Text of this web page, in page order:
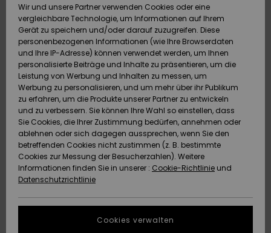
Schuhe&
Flip-Flops
Surf
Snow
Brandneu
Highlights
Schuhe&
Flip-Flops
Surf
Snow
Brandneu
Highlights
Highlights
Snow
SURF
Highlights
Community
SNOW
Snow Shop
Damen
Highlights
Community
DOPPELTER
RABATT
Outlet
Frauen
HILFE & KONTAKT
Retouren
Bezahlung
Geschenkkarte
Quiksilver
Freedom
Datenschutz
Starten Sie eine
NACHHALTIGKEIT
SHOPS
Wir und unsere Partner verwenden Cookies oder eine
vergleichbare Technologie, um Informationen auf Ihrem
Gerät zu speichern und/oder darauf zuzugreifen. Diese
personenbezogenen Informationen (wie Ihre Browserdaten
und Ihre IP-Adresse) können verwendet werden, um Ihnen
personalisierte Beiträge und Inhalte zu präsentieren, um die
Leistung von Werbung und Inhalten zu messen, um
Werbung zu personalisieren, und um mehr über ihr Publikum
zu erfahren, um die Produkte unserer Partner zu entwickeln
und zu verbessern. Sie können Ihre Wahl so einstellen, dass
Sie Cookies, die Ihrer Zustimmung bedürfen, annehmen oder
ablehnen oder sich dagegen aussprechen, wenn Sie den
betreffenden Cookies nicht zustimmen (z. B. bestimmte
Cookies zur Messung der Besucherzahlen). Weitere
Informationen finden Sie in unserer : Cookie-Richtlinie und
Datenschutzrichtlinie
Cookies verwalten